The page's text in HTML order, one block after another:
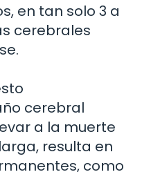
en tan solo 3 a
cerebrales
cerebral
a la muerte
resulta en
como